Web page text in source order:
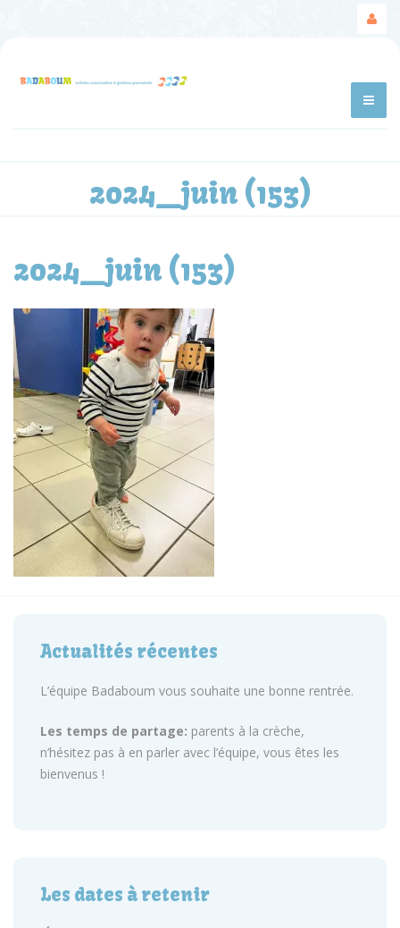
2024_juin (153)
2024_juin (153)
Actualités récentes
L’équipe Badaboum vous souhaite une bonne rentrée.
Les temps de partage: parents à la crèche,
n’hésitez pas à en parler avec l’équipe, vous êtes les
bienvenus !
Les dates à retenir